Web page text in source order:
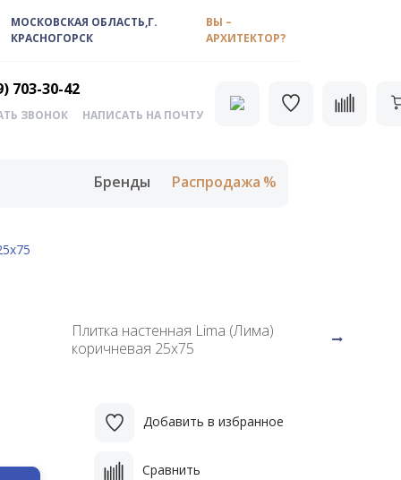
МОСКОВСКАЯ ОБЛАСТЬ,Г.
КРАСНОГОРСК
ВЫ –
АРХИТЕКТОР?
703-30-42
ЗВОНОК НАПИСАТЬ НА ПОЧТУ
Бренды Распродажа
Плитка настенная Lima (Лима)
коричневая 25х75
Добавить в избранное
Сравнить